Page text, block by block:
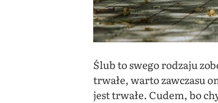
Ślub to swego rodzaju
trwałe, warto zawczasu
jest trwałe. Cudem, bo